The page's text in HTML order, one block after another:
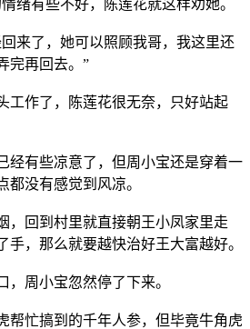
绪有些不好，陈莲花就这样劝她。
来了，她可以照顾我哥，我这里还
完再回去。”
工作了，陈莲花很无奈，只好站起
经有些凉意了，但周小宝还是穿着一
都没有感觉到风凉。
，回到村里就直接朝王小凤家里走
手，那么就要越快治好王大富越好。
周小宝忽然停了下来。
帮忙搞到的千年人参，但毕竟牛角虎